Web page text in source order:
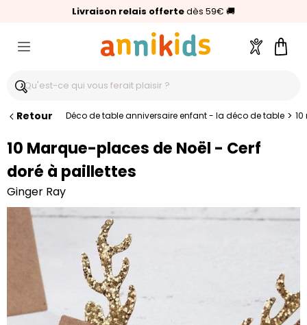
Livraison relais offertedès 59€ 🚚
🥇Palmarès Capital 2025 :Annikids N°1
⭐⭐⭐⭐⭐4,6/5(24 000 avis clients)
Compte
Retour Déco de table anniversaire enfant - la déco de table >
10 Marque-places de Noël - Cerf
doré à paillettes
Ginger Ray